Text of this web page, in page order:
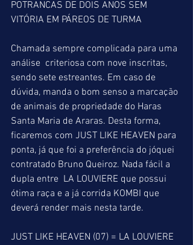
POTRANCAS DE DOIS ANOS SEM
VITÓRIA EM PÁREOS DE TURMA
Chamada sempre complicada para uma
análise  criteriosa com nove inscritas,
sendo sete estreantes. Em caso de
dúvida, manda o bom senso a marcação
de animais de propriedade do Haras
Santa Maria de Araras. Desta forma,
ficaremos com JUST LIKE HEAVEN para
ponta, já que foi a preferência do jóquei
contratado Bruno Queiroz. Nada fácil a
dupla entre  LA LOUVIERE que possui
ótima raça e a já corrida KOMBI que
deverá render mais nesta tarde.
JUST LIKE HEAVEN (07) = LA LOUVIERE